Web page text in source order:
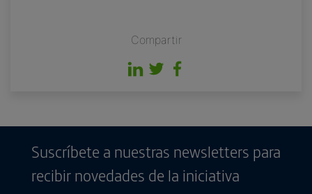
Compartir
Suscríbete a nuestras newsletters para
recibir novedades de la iniciativa